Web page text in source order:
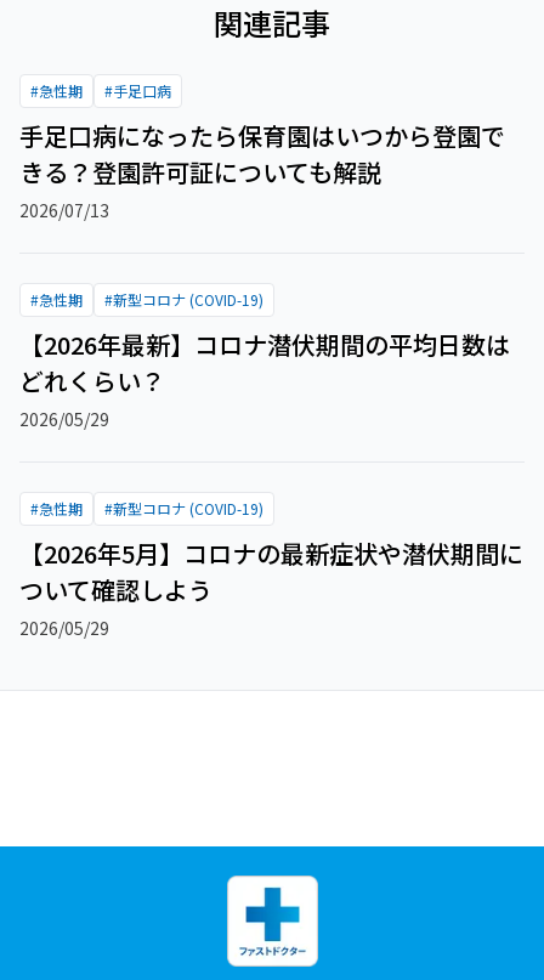
関連記事
#急性期 #手足口病
手足口病になったら保育園はいつから登園で
きる？登園許可証についても解説
2026/07/13
#急性期 #新型コロナ (COVID-19)
【2026年最新】コロナ潜伏期間の平均日数は
どれくらい？
2026/05/29
#急性期 #新型コロナ (COVID-19)
【2026年5月】コロナの最新症状や潜伏期間に
ついて確認しよう
2026/05/29